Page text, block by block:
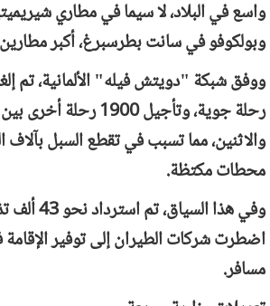
واسع في البلاد، لا سيما في مطاري
وبولكوفو في سانت بطرسبرغ، أكبر
رحلة جوية، وتأجيل 1900
والاثنين، مما تسبب في تقطع السبل بآلاف
محطات مكتظة.
وفي هذا
مسافر.